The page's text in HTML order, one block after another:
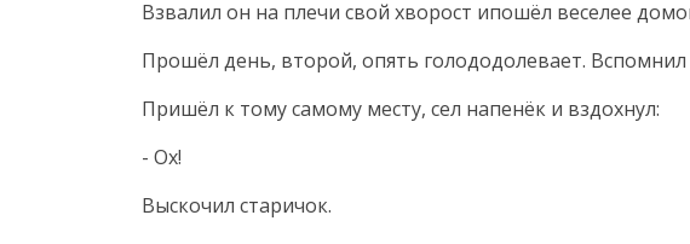
Взвалил он на плечи свой хворост ипошёл веселее
Прошёл день, второй, опять голододолевает.
Пришёл к тому самому месту, сел напенёк и вздохнул:
- Ох!
Выскочил старичок.